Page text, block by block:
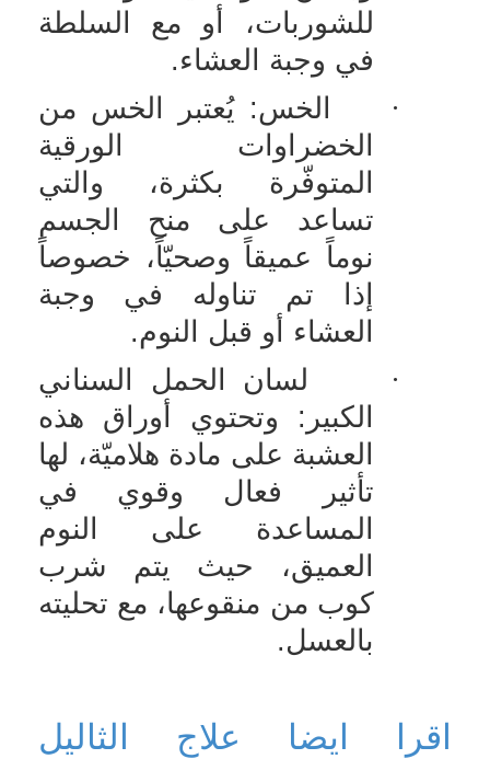
للشوربات، أو مع السلطة
في وجبة العشاء.
·
الخس: يُعتبر الخس من
الخضراوات الورقية
المتوفّرة بكثرة، والتي
تساعد على منح الجسم
نوماً عميقاً وصحيّاً، خصوصاً
إذا تم تناوله في وجبة
العشاء أو قبل النوم.
·
لسان الحمل السناني
الكبير: وتحتوي أوراق هذه
العشبة على مادة هلاميّة، لها
تأثير فعال وقوي في
المساعدة على النوم
العميق، حيث يتم شرب
كوب من منقوعها، مع تحليته
بالعسل.
اقرا ايضا علاج الثاليل